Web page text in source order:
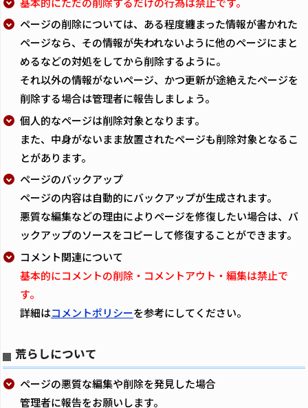
ページの削除については、ある程度纏まった情報が書かれた
ページなら、その情報が失われないように他のページにまと
めるなどの対処をしてから削除するように。
それ以外の情報がないページ、かつ更新が途絶えたページを
削除する場合は管理者に報告しましょう。
個人的なページは削除対象となります。
また、中身がないまま放置されたページも削除対象となるこ
とがあります。
ページのバックアップ
ページの内容は自動的にバックアップが生成されます。
悪質な編集などの理由によりページを修復したい場合は、バ
ックアップのソースをコピーして修復することができます。
コメント関連について
基本的にコメントの削除・コメントアウト・編集は禁止で
す。
詳細はコメントポリシーを参考にしてください。
荒らしについて
ページの悪質な編集や削除を発見した場合
管理者に報告をお願いします。